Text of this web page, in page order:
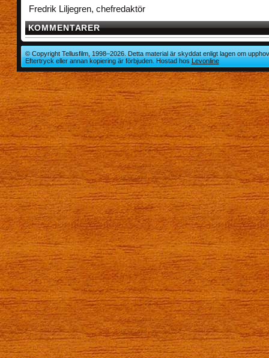
Fredrik Liljegren, chefredaktör
KOMMENTARER
© Copyright Tellusfilm, 1998–2026. Detta material är skyddat enligt lagen om
Eftertryck eller annan kopiering är förbjuden. Hostad hosLevonline